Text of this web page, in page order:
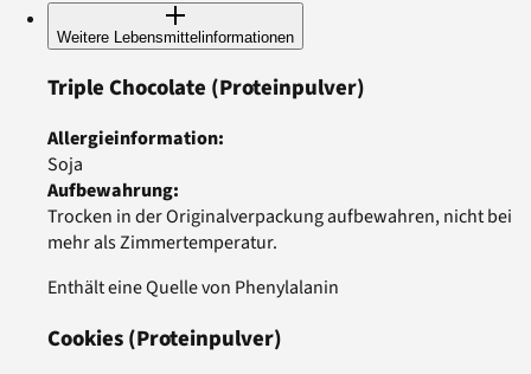
Weitere Lebensmittelinformationen
Triple Chocolate (Proteinpulver)
Allergieinformation:
Soja
Aufbewahrung:
Trocken in der Originalverpackung aufbewahren, nicht bei
mehr als Zimmertemperatur.
Enthält eine Quelle von Phenylalanin
Cookies(Proteinpulver)